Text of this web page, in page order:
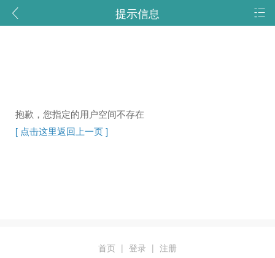
提示信息
抱歉，您指定的用户空间不存在
[ 点击这里返回上一页 ]
首页 | 登录 | 注册